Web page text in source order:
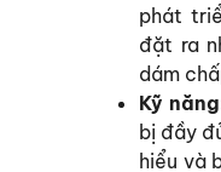
phát
đặt ra
dám
Kỹ
bị đầy
hiểu và